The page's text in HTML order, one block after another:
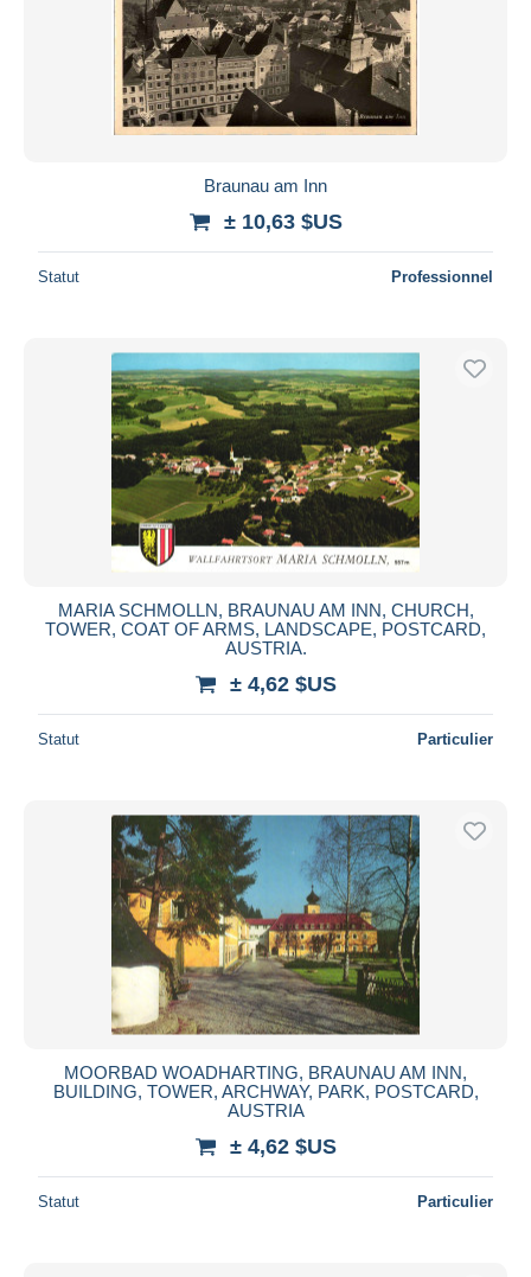
Braunau am Inn
± 10,63 $US
Statut Professionnel
MARIA SCHMOLLN, BRAUNAU AM INN, CHURCH,
TOWER, COAT OF ARMS, LANDSCAPE, POSTCARD,
AUSTRIA.
± 4,62 $US
Statut Particulier
MOORBAD WOADHARTING, BRAUNAU AM INN,
BUILDING, TOWER, ARCHWAY, PARK, POSTCARD,
AUSTRIA
± 4,62 $US
Statut Particulier